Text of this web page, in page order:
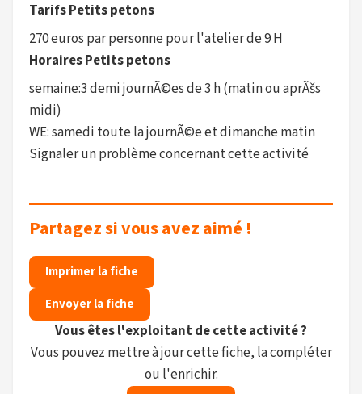
Tarifs Petits petons
270 euros par personne pour l'atelier de 9 H
Horaires Petits petons
semaine:3 demi journÃ©es de 3 h (matin ou aprÃšs
midi)
WE: samedi toute la journÃ©e et dimanche matin
Signaler un problème concernant cette activité
Partagez si vous avez aimé !
Imprimer la fiche
Envoyer la fiche
Vous êtes l'exploitant de cette activité ?
Vous pouvez mettre à jour cette fiche, la compléter
ou l'enrichir.